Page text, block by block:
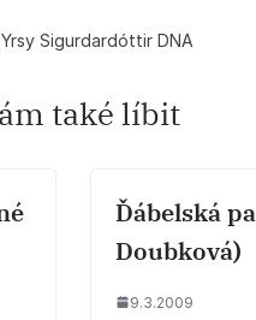
Sigurdardóttir DNA
také líbit
Ďábelská
Doubková)
9.3.2009